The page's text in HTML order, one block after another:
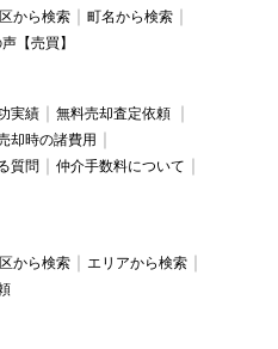
から検索
町名から検索
【売買】
実績
無料売却査定依頼
却時の諸費用
質問
仲介手数料について
から検索
エリアから検索